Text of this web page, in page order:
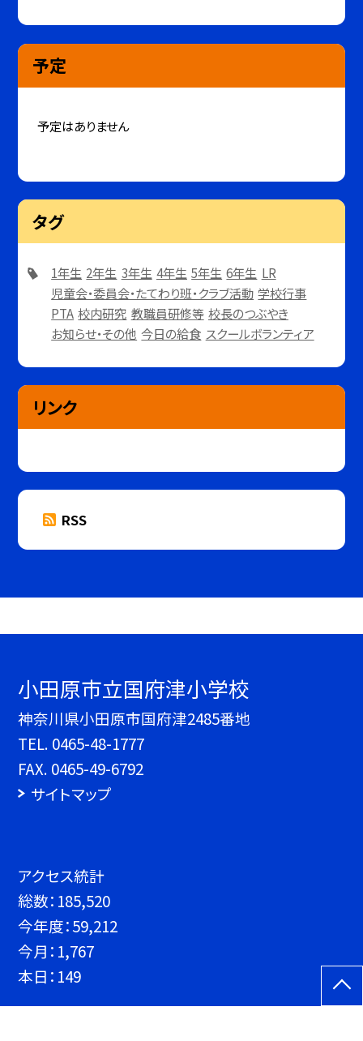
予定
予定はありません
タグ
1年生 2年生 3年生 4年生 5年生 6年生 LR
児童会・委員会・たてわり班・クラブ活動 学校行事
PTA 校内研究 教職員研修等 校長のつぶやき
お知らせ・その他 今日の給食 スクールボランティア
リンク
RSS
小田原市立国府津小学校
神奈川県小田原市国府津2485番地
TEL. 0465-48-1777
FAX. 0465-49-6792
サイトマップ
アクセス統計
総数： 185,520
今年度：59,212
今月： 1,767
本日： 149